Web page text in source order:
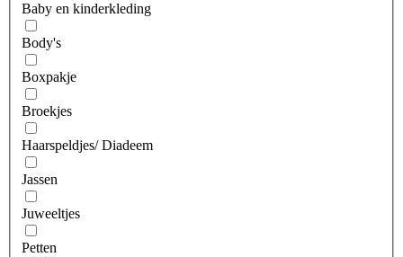
Baby en kinderkleding
Body's
Boxpakje
Broekjes
Haarspeldjes/ Diadeem
Jassen
Juweeltjes
Petten